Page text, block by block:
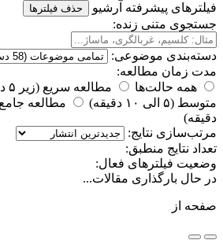
فیلترهای پیشرفته آرشیو حذف فیلترها
جستجوی متنی زنده:
دسته‌بندی موضوعی:
مدت زمان مطالعه:
همه حالت‌ها
مطالعه سریع (زیر ۵ دقیقه)
متوسط (۵ الی ۱۰ دقیقه)
دقیقه)
مرتب‌سازی نتایج:
تعداد نتایج منطبق:
وضعیت فیلترهای فعال:
در حال بارگذاری مقالات...
صفحه از